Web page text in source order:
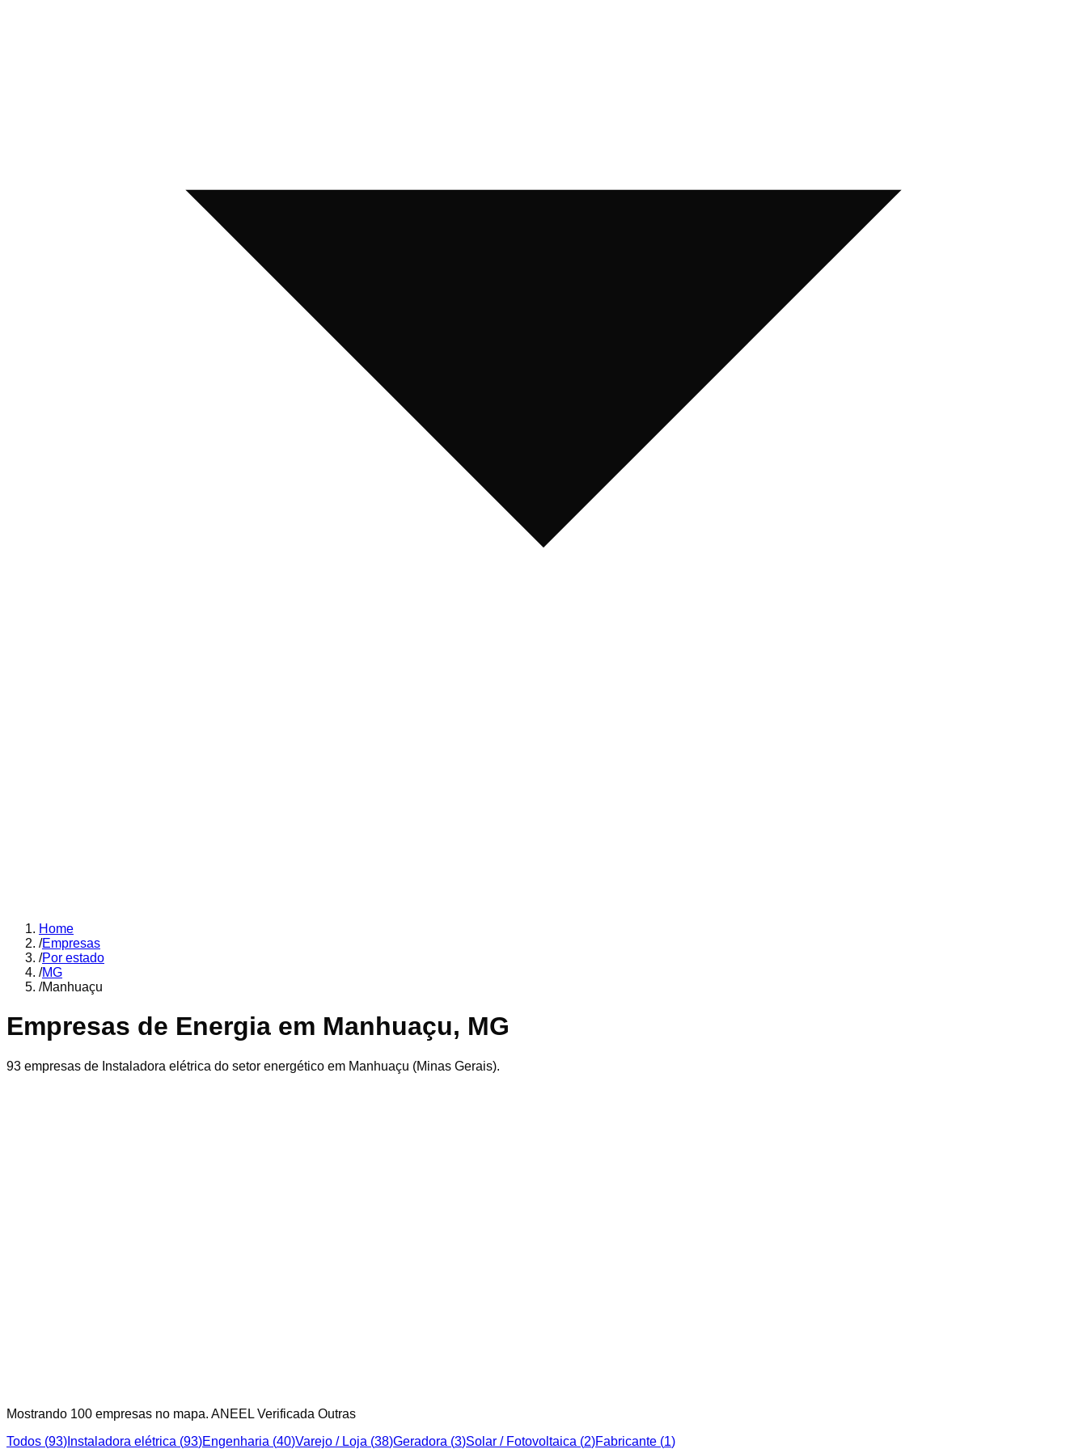
Home
/Empresas
/Por estado
/MG
/Manhuaçu
Empresas de Energia em Manhuaçu, MG
93 empresas de Instaladora elétrica do setor energético em Manhuaçu (Minas Gerais).
Mostrando 100 empresas no mapa. ANEEL Verificada Outras
Todos (93) Instaladora elétrica (93)Engenharia (40)Varejo / Loja (38)Geradora (3)Solar / Fotovoltaica (2)Fabricante (1)